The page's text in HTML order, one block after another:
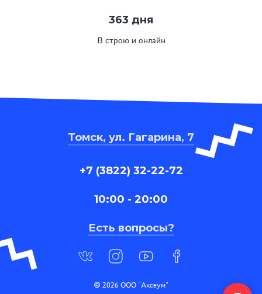
363 дня
В строю и онлайн
Томск, ул. Гагарина, 7
+7 (3822) 32-22-72
10:00 - 20:00
Есть вопросы?
© 2026 ООО "Аксеум"